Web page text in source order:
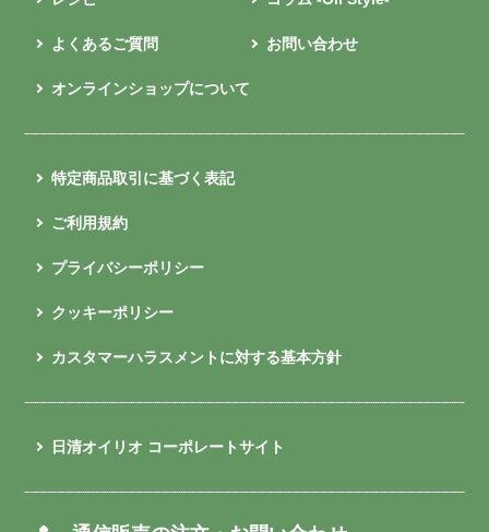
よくあるご質問 お問い合わせ
オンラインショップについて
特定商品取引に基づく表記
ご利用規約
プライバシーポリシー
クッキーポリシー
カスタマーハラスメントに対する基本方針
日清オイリオ コーポレートサイト